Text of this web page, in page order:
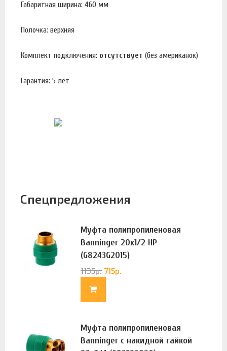
Габаритная ширина: 460 мм
Полочка: верхняя
Комплект подключения: отсутствует (без американок)
Гарантия: 5 лет
Спецпредложения
Муфта полипропиленовая
Banninger 20х1/2 НР
(G8243G2015)
1135р. 715р.
Муфта полипропиленовая
Banninger с накидной гайкой